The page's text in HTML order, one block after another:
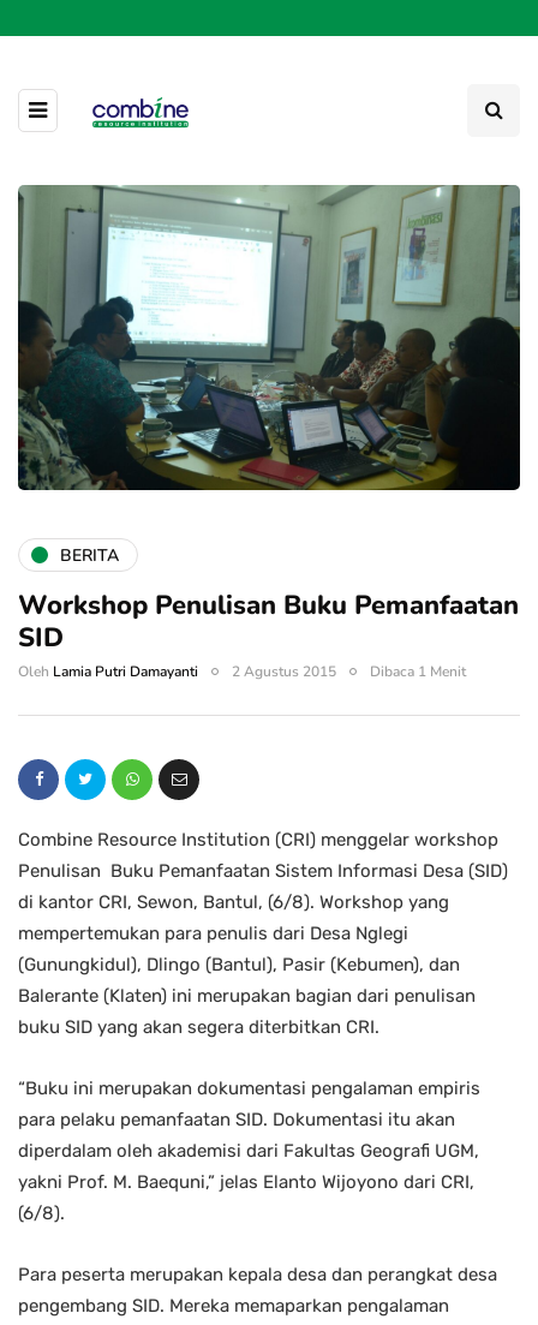
BERITA
Workshop Penulisan Buku Pemanfaatan
SID
Oleh Lamia Putri Damayanti 2 Agustus 2015 Dibaca 1 Menit
Combine Resource Institution (CRI) menggelar workshop
Penulisan Buku Pemanfaatan Sistem Informasi Desa (SID)
di kantor CRI, Sewon, Bantul, (6/8). Workshop yang
mempertemukan para penulis dari Desa Nglegi
(Gunungkidul), Dlingo (Bantul), Pasir (Kebumen), dan
Balerante (Klaten) ini merupakan bagian dari penulisan
buku SID yang akan segera diterbitkan CRI.
“Buku ini merupakan dokumentasi pengalaman empiris
para pelaku pemanfaatan SID. Dokumentasi itu akan
diperdalam oleh akademisi dari Fakultas Geografi UGM,
yakni Prof. M. Baequni,” jelas Elanto Wijoyono dari CRI,
(6/8).
Para peserta merupakan kepala desa dan perangkat desa
pengembang SID. Mereka memaparkan pengalaman